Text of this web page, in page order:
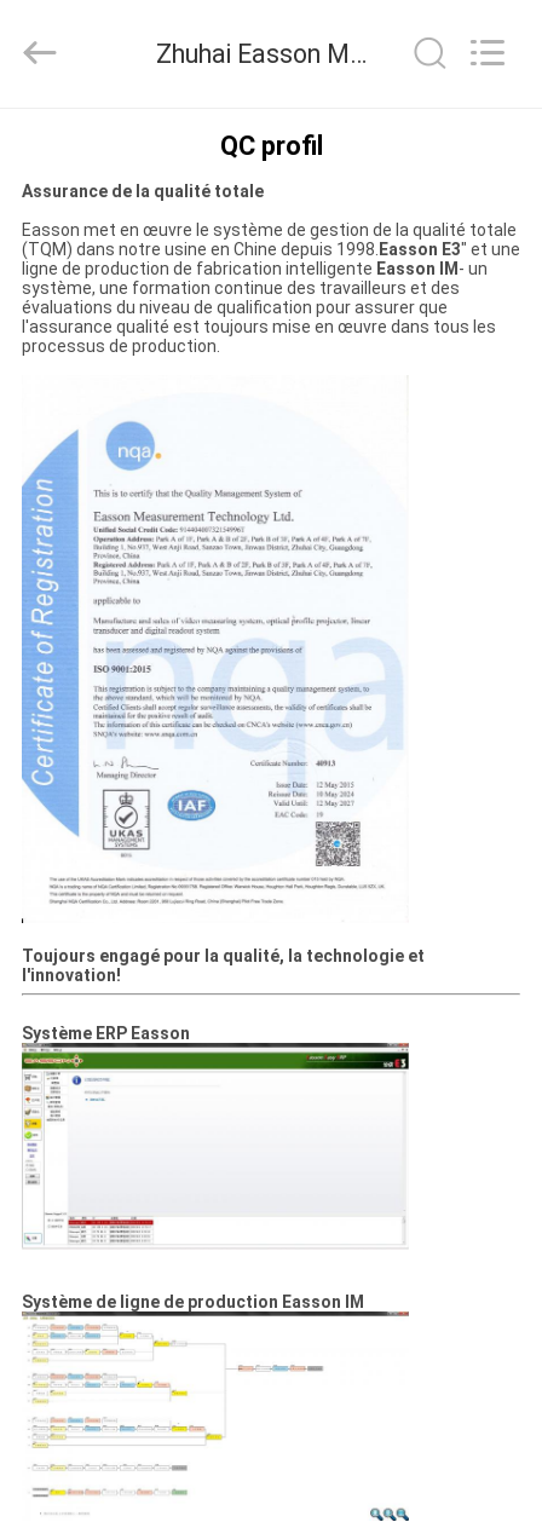
PRODUITS
À
PROPOS
DE
VISITE
DE
L'USINE
CONTRÔLE
QUALITÉ
CONTACTEZ-
NOUS
NOUVELLES
CAS
PLAN
DU
SITE
PRIVACY
POLICY
Technology
Zhuhai Easson Measurement Technology Ltd. Contrôle de la qualité
QC profil
Assurance de la qualité totale
Easson met en œuvre le système de gestion de la qualité totale
(TQM) dans notre usine en Chine depuis 1998. Easson E3" et une
ligne de production de fabrication intelligente Easson IM - un
système, une formation continue des travailleurs et des
évaluations du niveau de qualification pour assurer que
l'assurance qualité est toujours mise en œuvre dans tous les
processus de production.
Toujours engagé pour la qualité, la technologie et
l'innovation!
Système ERP Easson
Système de ligne de production Easson IM